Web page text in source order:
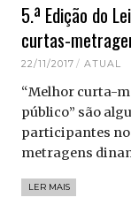
5.ª Edição do
curtas-
22/11/2017 ATUAL
“Melhor curta-
público” são
participantes
metragens
LER MAIS